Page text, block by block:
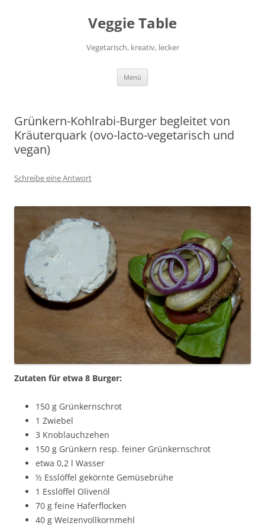
Veggie Table
Vegetarisch, kreativ, lecker
Menü
Grünkern-Kohlrabi-Burger begleitet von
Kräuterquark (ovo-lacto-vegetarisch und
vegan)
Schreibe eine Antwort
Zutaten für etwa 8 Burger:
150 g Grünkernschrot
1 Zwiebel
3 Knoblauchzehen
150 g Grünkern resp. feiner Grünkernschrot
etwa 0,2 l Wasser
½ Esslöffel gekörnte Gemüsebrühe
1 Esslöffel Olivenöl
70 g feine Haferflocken
40 g Weizenvollkornmehl